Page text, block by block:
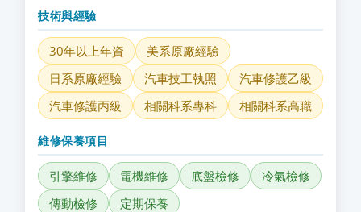
技術與經驗
30年以上年資
美系原廠經驗
日系原廠經驗
汽車技工執照
汽車修護乙級
汽車修護丙級
相關科系專科 相關科系高職
維修保養項目
引擎維修 電機維修 底盤檢修
冷氣檢修
傳動檢修
定期保養